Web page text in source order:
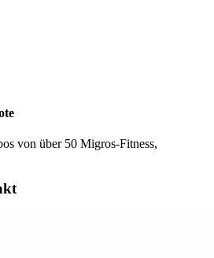
von über 50 Migros-Fitness,